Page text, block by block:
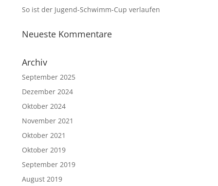
So ist der Jugend-Schwimm-Cup verlaufen
Neueste Kommentare
Archiv
September 2025
Dezember 2024
Oktober 2024
November 2021
Oktober 2021
Oktober 2019
September 2019
August 2019